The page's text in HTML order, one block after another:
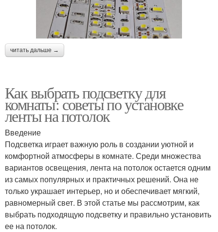
читать дальше →
Как выбрать подсветку для
комнаты: советы по установке
ленты на потолок
Введение
Подсветка играет важную роль в создании уютной и
комфортной атмосферы в комнате. Среди множества
вариантов освещения, лента на потолок остается одним
из самых популярных и практичных решений. Она не
только украшает интерьер, но и обеспечивает мягкий,
равномерный свет. В этой статье мы рассмотрим, как
выбрать подходящую подсветку и правильно установить
ее на потолок.